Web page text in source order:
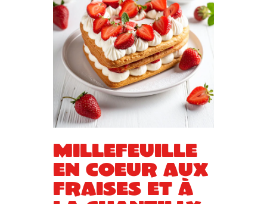
Millefeuille
en coeur aux
fraises et à